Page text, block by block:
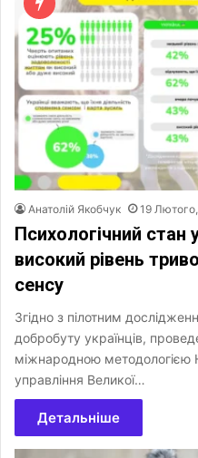
Анатолій Якобчук 19
Психологічний стан
високий рівень
сенсу
Згідно з пілотним
добробуту українців,
міжнародною методологією
управління Великої…
Детальніше